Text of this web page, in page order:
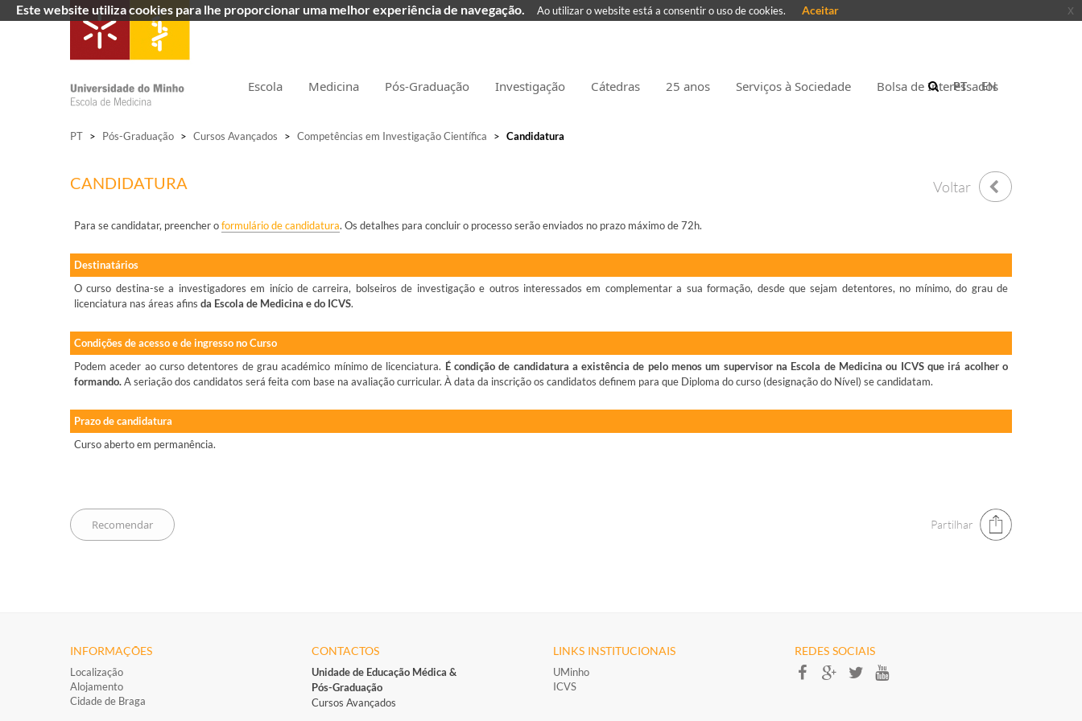
Escola Medicina Pós-Graduação Investigação Cátedras 25 anos Serviços à Sociedade Bolsa de Interessados
EN
PT
PT > Pós-Graduação > Cursos Avançados > Competências em Investigação Científica > Candidatura
CANDIDATURA Voltar
Para se candidatar, preencher oformulário de candidatura. Os detalhes para concluir o processo serão enviados no prazo máximo de 72h.
Destinatários
O curso destina-se a investigadores em início de carreira, bolseiros de investigação e outros interessados em complementar a sua formação, desde que sejam detentores, no mínimo, do grau de
licenciatura nas áreas afins da Escola de Medicina e do ICVS.
Condições de acesso e de ingresso no Curso
Podem aceder ao curso detentores de grau académico mínimo de licenciatura. É condição de candidatura a existência de pelo menos um supervisor na Escola de Medicina ou ICVS que irá acolher o
formando.A seriação dos candidatos será feita com base na avaliação curricular. À data da inscrição os candidatos definem para que Diploma do curso (designação do Nível) se candidatam.
Prazo de candidatura
Curso aberto em permanência.
Partilhar
INFORMAÇÕES
Localização
Alojamento
Cidade de Braga
CONTACTOS
Unidade de Educação Médica &
Pós-Graduação
Cursos Avançados
LINKS INSTITUCIONAIS
UMinho
ICVS
REDES SOCIAIS​​​​
Este website utiliza cookies para lhe proporcionar uma melhor experiência de navegação. Ao utilizar o website está a consentir o uso de cookies. Aceitar x